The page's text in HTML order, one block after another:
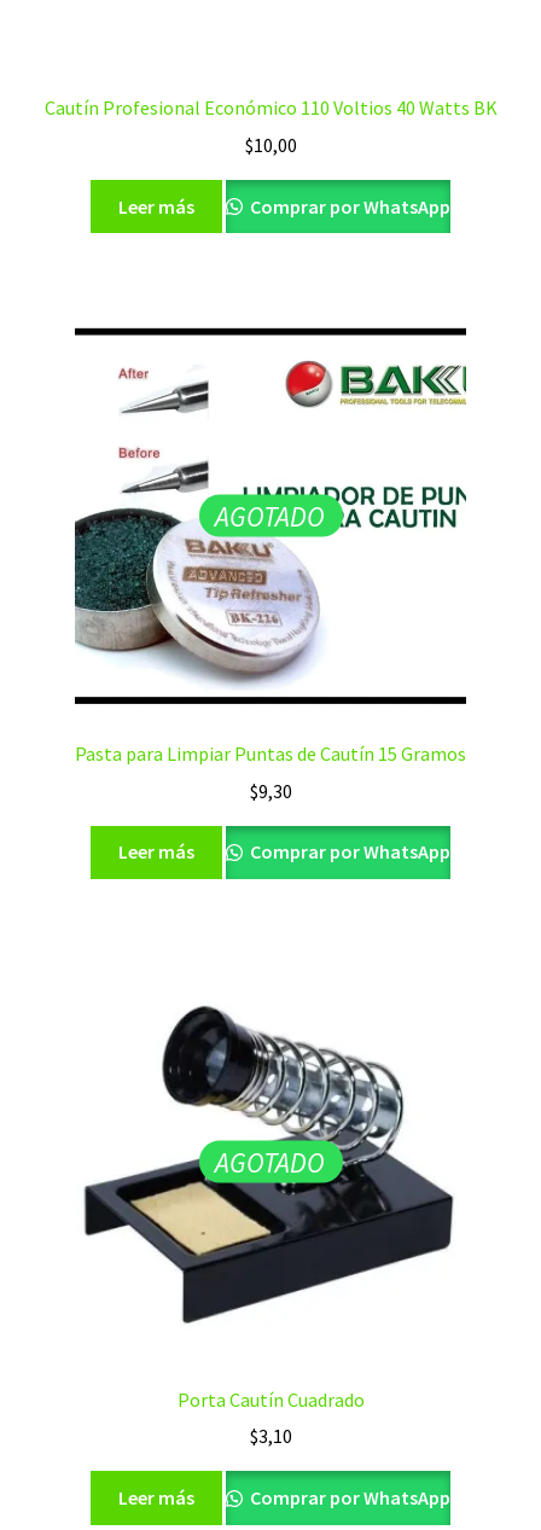
Cautín Profesional Económico 110 Voltios 40 Watts BK
$10,00
Leer más Comprar por WhatsApp
AGOTADO
Pasta para Limpiar Puntas de Cautín 15 Gramos
$9,30
Leer más Comprar por WhatsApp
AGOTADO
Porta Cautín Cuadrado
$3,10
Leer más Comprar por WhatsApp